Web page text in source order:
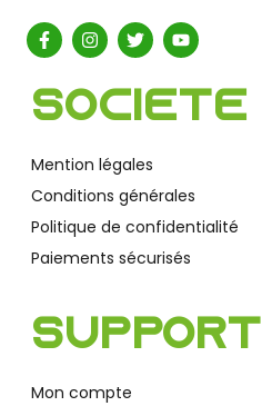
Société
Mention légales
Conditions générales
Politique de confidentialité
Paiements sécurisés
Support
Mon compte